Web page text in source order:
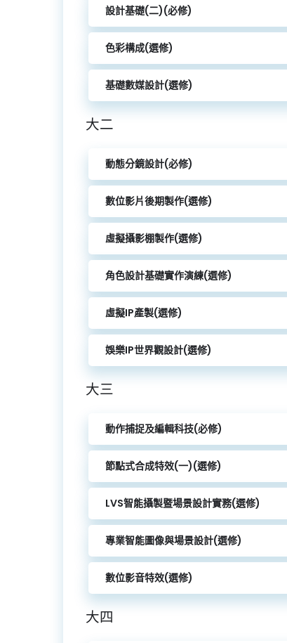
設計基礎(二)(必修)
色彩構成(選修)
基礎數媒設計(選修)
大二
動態分鏡設計(必修)
數位影片後期製作(選修)
虛擬攝影棚製作(選修)
角色設計基礎實作演練(選修)
虛擬IP產製(選修)
娛樂IP世界觀設計(選修)
大三
動作捕捉及編輯科技(必修)
節點式合成特效(一)(選修)
LVS智能攝製暨場景設計實務(選修)
專業智能圖像與場景設計(選修)
數位影音特效(選修)
大四